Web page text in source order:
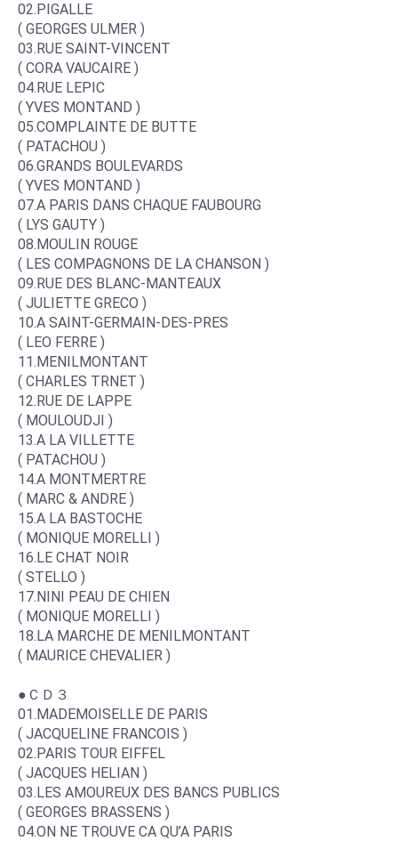
02.PIGALLE
( GEORGES ULMER )
03.RUE SAINT-VINCENT
( CORA VAUCAIRE )
04.RUE LEPIC
( YVES MONTAND )
05.COMPLAINTE DE BUTTE
( PATACHOU )
06.GRANDS BOULEVARDS
( YVES MONTAND )
07.A PARIS DANS CHAQUE FAUBOURG
( LYS GAUTY )
08.MOULIN ROUGE
( LES COMPAGNONS DE LA CHANSON )
09.RUE DES BLANC-MANTEAUX
( JULIETTE GRECO )
10.A SAINT-GERMAIN-DES-PRES
( LEO FERRE )
11.MENILMONTANT
( CHARLES TRNET )
12.RUE DE LAPPE
( MOULOUDJI )
13.A LA VILLETTE
( PATACHOU )
14.A MONTMERTRE
( MARC & ANDRE )
15.A LA BASTOCHE
( MONIQUE MORELLI )
16.LE CHAT NOIR
( STELLO )
17.NINI PEAU DE CHIEN
( MONIQUE MORELLI )
18.LA MARCHE DE MENILMONTANT
( MAURICE CHEVALIER )
●ＣＤ３
01.MADEMOISELLE DE PARIS
( JACQUELINE FRANCOIS )
02.PARIS TOUR EIFFEL
( JACQUES HELIAN )
03.LES AMOUREUX DES BANCS PUBLICS
( GEORGES BRASSENS )
04.ON NE TROUVE CA QU’A PARIS